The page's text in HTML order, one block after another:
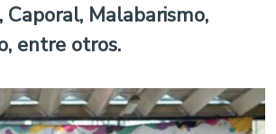
Malabarismo,
entre otros.